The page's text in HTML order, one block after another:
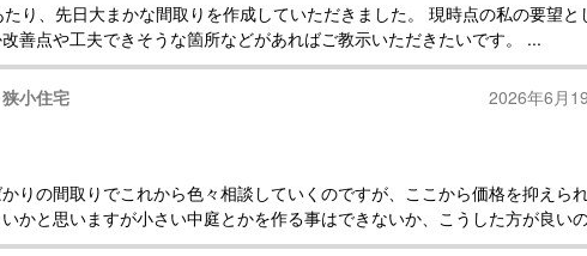
り、先日大まかな間取りを作成していただきました。 現時点の私の要望と
善点や工夫できそうな箇所などがあればご教示いただきたいです。 ...
小住宅
2026年6月
りの間取りでこれから色々相談していくのですが、ここから価格を抑えら
かと思いますが小さい中庭とかを作る事はできないか、こうした方が良い